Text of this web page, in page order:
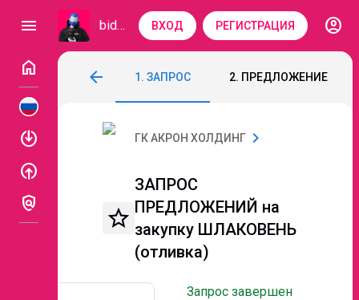
menu bidzaar ВХОД РЕГИСТРАЦИЯ
account_circle
home
enable
enable
policy
arrow_back
ЗАПРОС ПРЕДЛОЖЕНИЙ на закупку
1. ЗАПРОС 2. ПРЕДЛОЖЕНИЕ
ГК АКРОН ХОЛДИНГ chevron_right
star_border
ЗАПРОС
ПРЕДЛОЖЕНИЙ на
закупку ШЛАКОВЕНЬ
(отливка)
Запрос завершен